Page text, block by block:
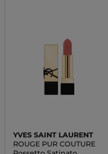
YVES SAINT LAURENT
ROUGE PUR COUTURE